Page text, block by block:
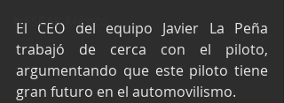
NASCAR México
El CEO del equipo Javier La Peña
trabajó de cerca con el piloto,
argumentando que este piloto tiene
gran futuro en el automovilismo.